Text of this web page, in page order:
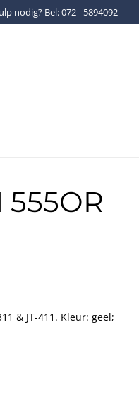
Gratis verzenden binnen
nodig? Bel: 072 - 5894092
555OR
& JT-411. Kleur: geel;